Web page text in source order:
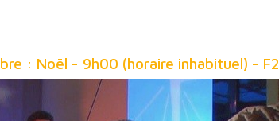
: Noël - 9h00 (horaire inhabituel) - F2